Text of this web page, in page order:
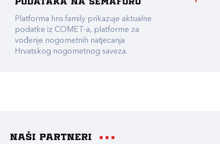
podataka na Semaforu
Platforma hns.family prikazuje aktualne
podatke iz COMET-a, platforme za
vođenje nogometnih natjecanja
Hrvatskog nogometnog saveza.
Naši partneri